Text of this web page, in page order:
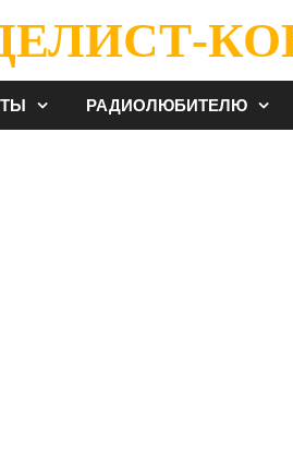
РАДИОЛЮБИТЕЛЮ